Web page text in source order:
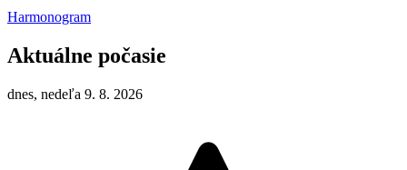
Harmonogram
Aktuálne počasie
dnes, nedeľa 9. 8. 2026